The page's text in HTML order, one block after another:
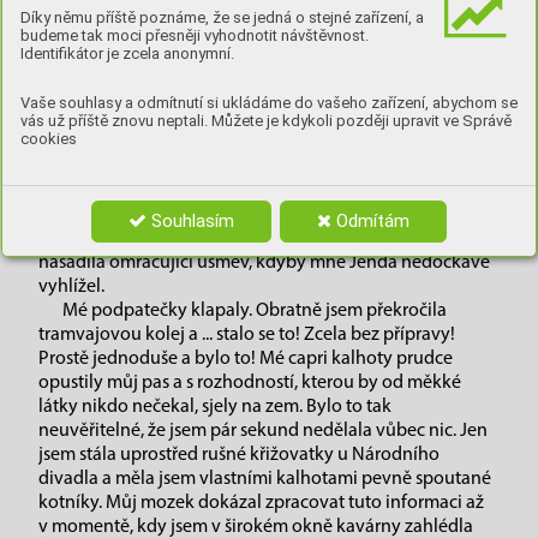
Díky němu příště poznáme, že se jedná o stejné zařízení, a
budeme tak moci přesněji vyhodnotit návštěvnost.
Identifikátor je zcela anonymní.
Vaše souhlasy a odmítnutí si ukládáme do vašeho zařízení, abychom se
vás už příště znovu neptali. Můžete je kdykoli později upravit ve Správě
cookies
Souhlasím Odmítám
setkat. Naštěstí bylo po prázdninách a já se cítila docela
dobře. Také jsem si koupila nové šaty a semišové botičky.
gymnazistky, chtěla opravdu zapůsobit, tak jsem šla ještě
na kosmetiku a tam jsem si nechala udělat masáž obličeje
a Kleopatřinu koupel. Ano! Trošku jako Kleopatra jsem si
šmrncnutá Marilyn Monroe.
Rande jsme si stylově domluvili ve Slávii.
Z taxíka jsem vystoupila nonšalantně. Hned jsem
nasadila omračující úsměv, kdyby mne Jenda nedočkavě
vyhlížel.
Mé podpatečky klapaly. Obratně jsem překročila
tramvajovou kolej a ... stalo se to! Zcela bez přípravy!
Prostě jednoduše a bylo to! Mé capri kalhoty prudce
opustily můj pas a s rozhodností, kterou by od měkké
látky nikdo nečekal, sjely na zem. Bylo to tak
neuvěřitelné, že jsem pár sekund nedělala vůbec nic. Jen
jsem stála uprostřed rušné křižovatky u Národního
divadla a měla jsem vlastními kalhotami pevně spoutané
kotníky. Můj mozek dokázal zpracovat tuto informaci až
v momentě, kdy jsem v širokém okně kavárny zahlédla